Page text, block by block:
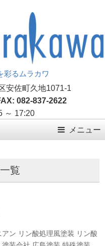
彩るムラカワ
安佐町久地1071-1
082-837-2622
～ 17:20
メニュー
覧
アン リン酸処理風塗装 リン酸